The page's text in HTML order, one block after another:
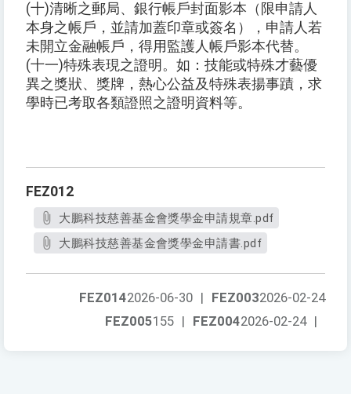
(十)清晰之郵局、銀行帳戶封面影本（限申請人
本身之帳戶，並請加蓋印章或簽名），申請人若
未開立金融帳戶，得用監護人帳戶影本代替。
(十一)特殊表現之證明。如：技能或特殊才藝優
異之獎狀、獎牌，熱心公益及特殊表揚事蹟，求
學時已考取各類證照之證明資料等。
FEZ012
大鵬科技慈善基金會獎學金申請規章.pdf
大鵬科技慈善基金會獎學金申請書.pdf
FEZ0032026-02-24
FEZ0142026-06-30 |
FEZ0042026-02-24 |
FEZ005155 |